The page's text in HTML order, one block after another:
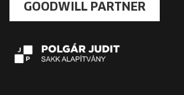
GOODWILL PARTNER